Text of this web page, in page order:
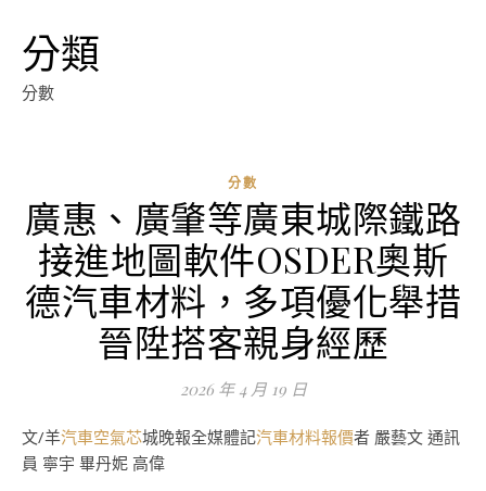
分類
分數
分數
廣惠、廣肇等廣東城際鐵路
接進地圖軟件OSDER奧斯
德汽車材料，多項優化舉措
晉陞搭客親身經歷
2026 年 4 月 19 日
文/羊汽車空氣芯城晚報全媒體記汽車材料報價者 嚴藝文 通訊
員 寧宇 畢丹妮 高偉